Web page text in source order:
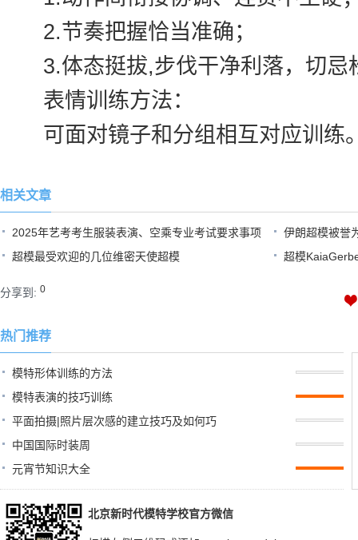
2.节奏把握恰当准确；
3.体态挺拔,步伐干净利落，切忌
表情训练方法：
可面对镜子和分组相互对应训练
相关文章
2025年艺考考生服装表演、空乘专业考试要求事项
伊朗超模被誉
超模最受欢迎的几位维密天使超模
超模
分享到: 0
热门推荐
模特形体训练的方法
模特表演的技巧训练
平面拍摄|照片层次感的建立技巧及如何巧
中国国际时装周
元宵节知识大全
北京新时代模特学校官方微信